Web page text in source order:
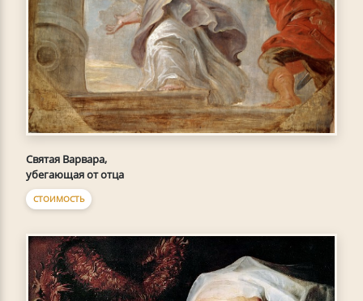
Святая Варвара,
убегающая от отца
СТОИМОСТЬ